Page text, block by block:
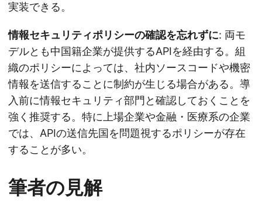
実装できる。
情報セキュリティポリシーの確認を忘れずに: 両モ
デルとも中国籍企業が提供するAPIを経由する。組
織のポリシーによっては、社内ソースコードや機密
情報を送信することに制約が生じる場合がある。導
入前に情報セキュリティ部門と確認しておくことを
強く推奨する。特に上場企業や金融・医療系の企業
では、APIの送信先国を問題視するポリシーが存在
することが多い。
筆者の見解